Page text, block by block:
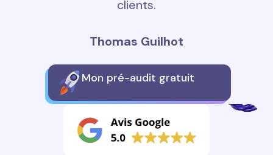
clients.
Thomas Guilhot
Mon pré-audit gratuit